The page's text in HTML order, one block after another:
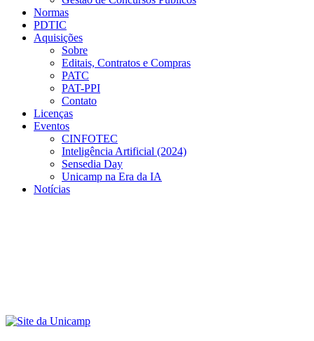
Normas
PDTIC
Aquisições
Sobre
Editais, Contratos e Compras
PATC
PAT-PPI
Contato
Licenças
Eventos
CINFOTEC
Inteligência Artificial (2024)
Sensedia Day
Unicamp na Era da IA
Notícias